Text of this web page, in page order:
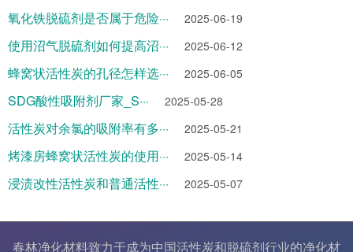
氧化铁脱硫剂是否属于危险··· 2025-06-19
使用沼气脱硫剂如何提高沼··· 2025-06-12
蜂窝状活性炭的孔径怎样选··· 2025-06-05
SDG酸性吸附剂厂家_S··· 2025-05-28
活性炭对余氯的吸附率有多··· 2025-05-21
烤漆房蜂窝状活性炭的使用··· 2025-05-14
浸渍改性活性炭和普通活性··· 2025-05-07
春林净化材料致力于成为中国活性炭和脱硫剂行业的净化材